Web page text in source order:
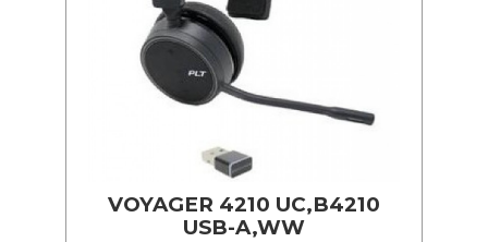
VOYAGER 4210 UC,B4210
USB-A,WW